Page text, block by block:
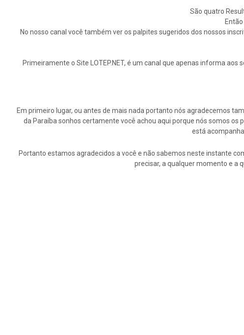
São quatro
No nosso canal você também ver os palpites sugeridos dos nossos
Primeiramente o Site LOTEP.NET, é um canal que apenas informa
Em primeiro lugar, ou antes de mais nada portanto nós agradecemos
da Paraíba sonhos certamente você achou aqui porque nós somos
está
Portanto estamos agradecidos a você e não sabemos neste instante
precisar, a qualquer momento e a